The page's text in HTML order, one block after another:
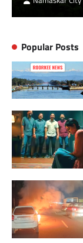
Popular Posts